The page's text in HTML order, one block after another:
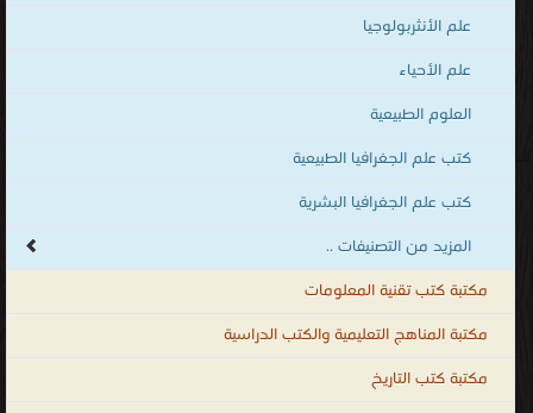
علم الأنثربولوجيا
علم الأحياء
العلوم الطبيعية
كتب علم الجغرافيا الطبيعية
كتب علم الجغرافيا البشرية
المزيد من التصنيفات ..
مكتبة كتب تقنية المعلومات
مكتبة المناهج التعليمية والكتب الدراسية
مكتبة كتب التاريخ